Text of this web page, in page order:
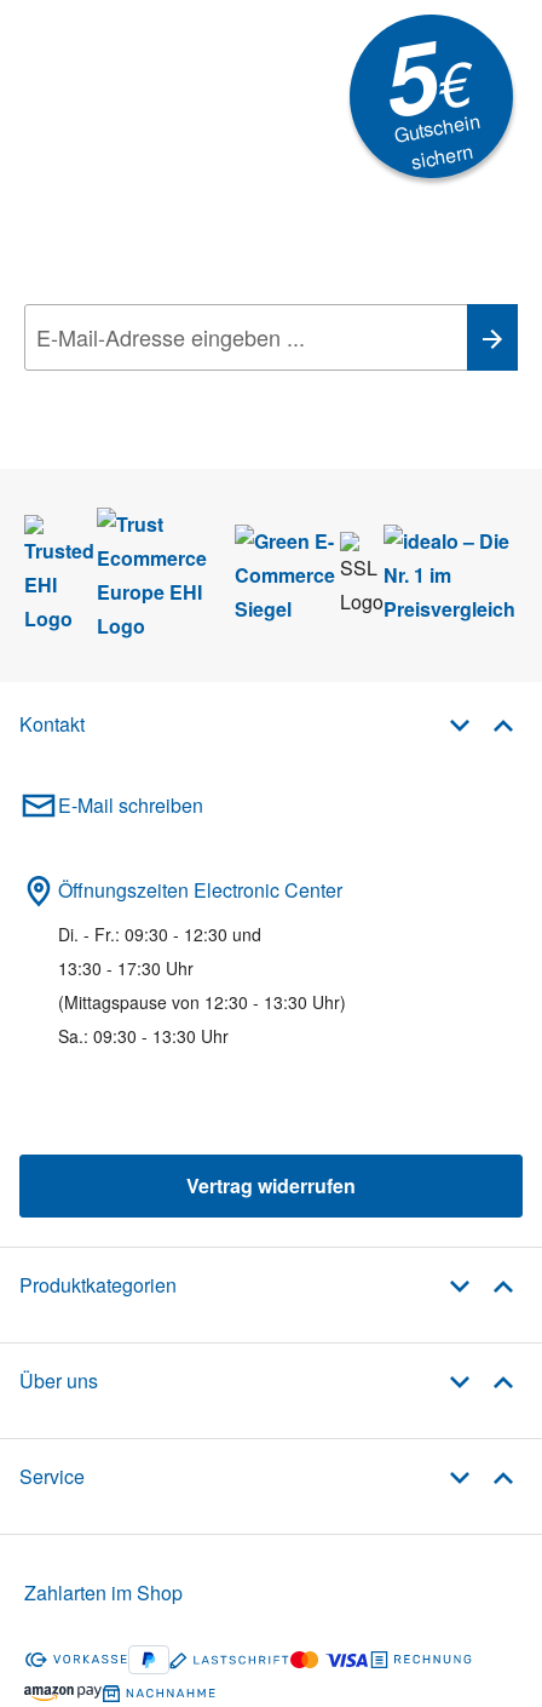
5€
Gutschein
sichern
Kontakt
E-Mail schreiben
Öffnungszeiten Electronic Center
Di. - Fr.: 09:30 - 12:30 und
13:30 - 17:30 Uhr
(Mittagspause von 12:30 - 13:30 Uhr)
Sa.: 09:30 - 13:30 Uhr
Vertrag widerrufen
Produktkategorien
Über uns
Service
Zahlarten im Shop